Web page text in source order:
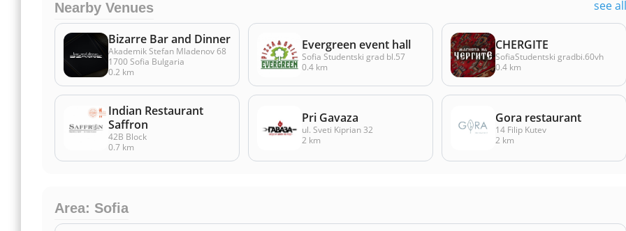
Nearby Venues see all
Bizarre Bar and Dinner
Akademik Stefan Mladenov 68
1700 Sofia Bulgaria
0.2 km
Evergreen event hall
Sofia Studentski grad bl.57
0.4 km
CHERGITE
SofiaStudentski gradbi.60vh
0.4 km
Indian Restaurant
Saffron
42B Block
0.7 km
Pri Gavaza
ul. Sveti Kiprian 32
2 km
Gora restaurant
14 Filip Kutev
2 km
Area: Sofia